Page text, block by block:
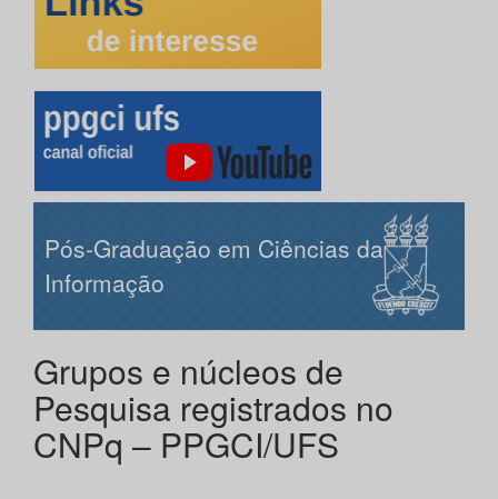
Pós-Graduação em Ciências da
Informação
Grupos e núcleos de
Pesquisa registrados no
CNPq – PPGCI/UFS